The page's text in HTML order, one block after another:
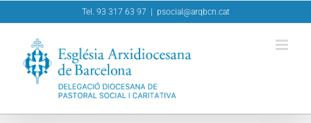
to
Tel. 93 317 63 97 psocial@arqbcn.cat